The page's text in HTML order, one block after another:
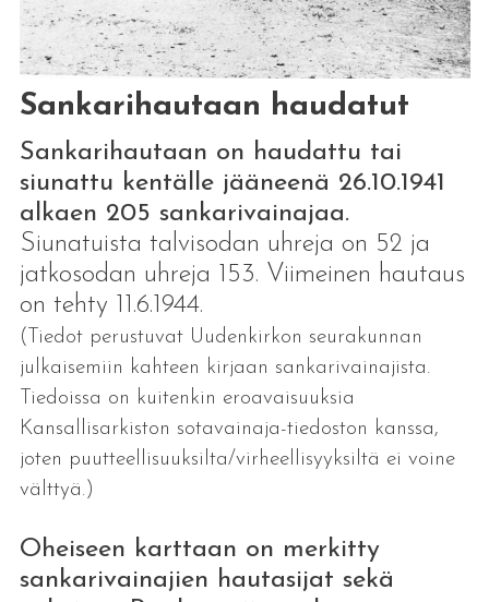
Sankarihautaan haudatut
Sankarihautaan on haudattu tai
siunattu kentälle jääneenä 26.10.1941
alkaen 205 sankarivainajaa.
Siunatuista talvisodan uhreja on 52 ja
jatkosodan uhreja 153. Viimeinen hautaus
on tehty 11.6.1944.
(Tiedot perustuvat Uudenkirkon seurakunnan
julkaisemiin kahteen kirjaan sankarivainajista.
Tiedoissa on kuitenkin eroavaisuuksia
Kansallisarkiston sotavainaja-tiedoston kanssa,
joten puutteellisuuksilta/virheellisyyksiltä ei voine
välttyä.)
Oheiseen karttaan on merkitty
sankarivainajien hautasijat sekä